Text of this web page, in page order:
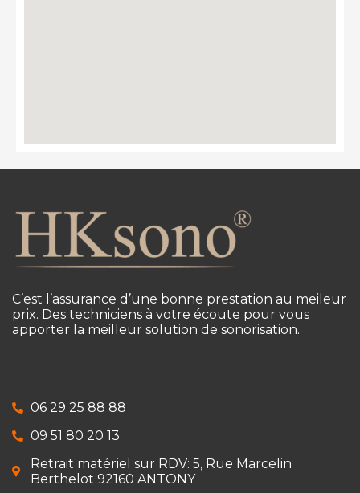
C’est l’assurance d’une bonne prestation au meileur
prix. Des techniciens à votre écoute pour vous
apporter la meilleur solution de sonorisation.
06 29 25 88 88
09 51 80 20 13
Retrait matériel sur RDV: 5, Rue Marcelin
Berthelot 92160 ANTONY